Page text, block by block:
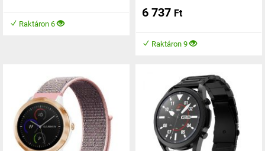
Raktáron 6
6 737 Ft
Raktáron 9